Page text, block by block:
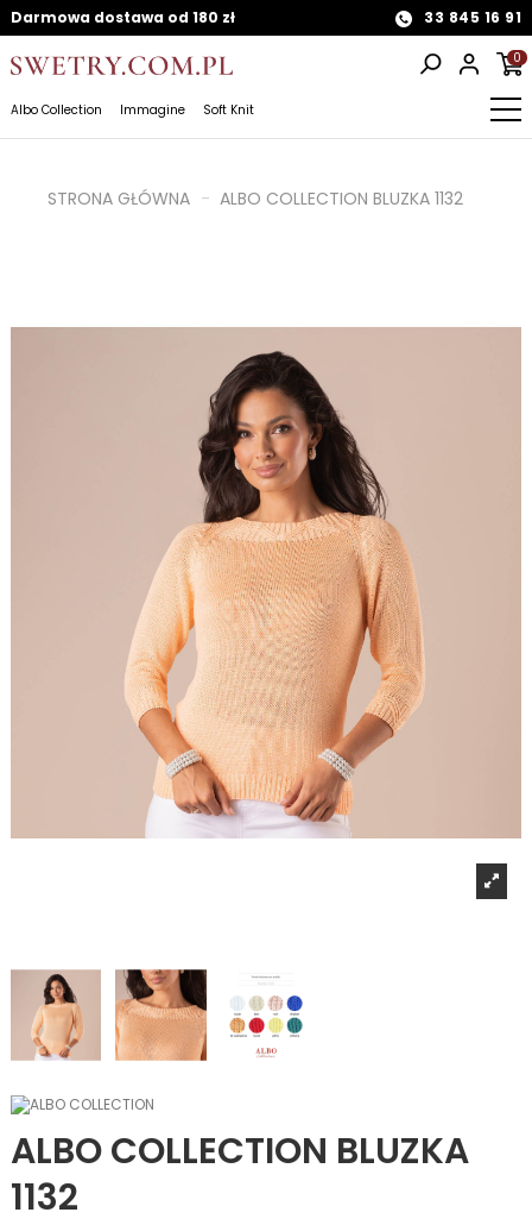
Darmowa dostawa od 180 zł 33 845 16 91
0
Albo Collection Immagine Soft Knit
STRONA GŁÓWNA ALBO COLLECTION BLUZKA 1132
ALBO COLLECTION BLUZKA
1132